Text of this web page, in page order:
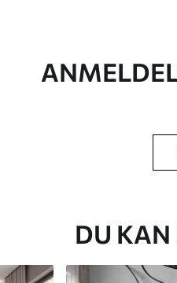
størrelse, du har angivet,
vand.
DU KAN